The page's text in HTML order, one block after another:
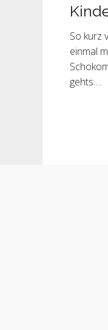
So kurz
einmal
gehts….